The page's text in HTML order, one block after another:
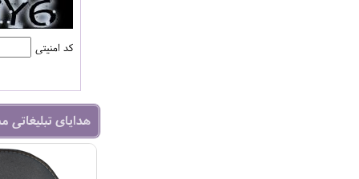
کد امنیتی
هدایای تبلیغاتی